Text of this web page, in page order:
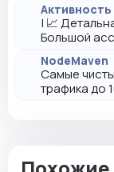
Активность
| 📈
Большой
NodeMaven
Самые
трафика до